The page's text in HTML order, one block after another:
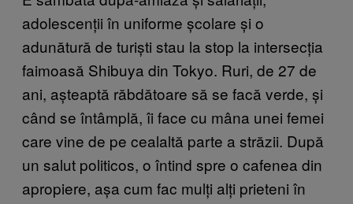
adolescenții în uniforme școlare și o
adunătură de turiști stau la stop la intersecția
faimoasă Shibuya din Tokyo. Ruri, de 27 de
ani, așteaptă răbdătoare să se facă verde, și
când se întâmplă, îi face cu mâna unei femei
care vine de pe cealaltă parte a străzii. După
un salut politicos, o întind spre o cafenea din
apropiere, așa cum fac mulți alți prieteni în